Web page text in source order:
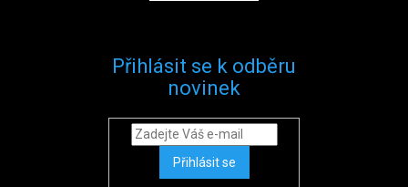
Přihlásit se k odběru
novinek
Přihlásit se